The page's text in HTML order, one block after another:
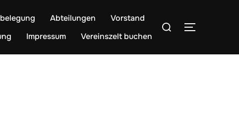
Abteilungen
Vorstand
Impressum Vereinszelt buchen
Suchen